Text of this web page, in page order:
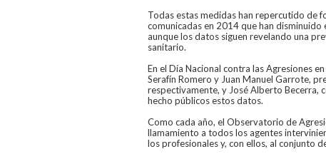
Todas estas medidas han repercutido de
comunicadas en 2014 que han
aunque los datos siguen revelando una
sanitario.
En el Día Nacional contra las Agresiones
Serafín Romero y Juan Manuel Garrote,
respectivamente, y José Alberto Becerra,
hecho públicos estos datos.
Como cada año, el Observatorio de
llamamiento a todos los agentes
los profesionales y, con ellos, al conjunto